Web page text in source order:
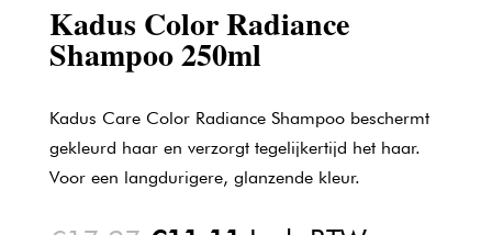
Kadus Color Radiance
Shampoo 250ml
Kadus Care Color Radiance Shampoo beschermt
gekleurd haar en verzorgt tegelijkertijd het haar.
Voor een langdurigere, glanzende kleur.